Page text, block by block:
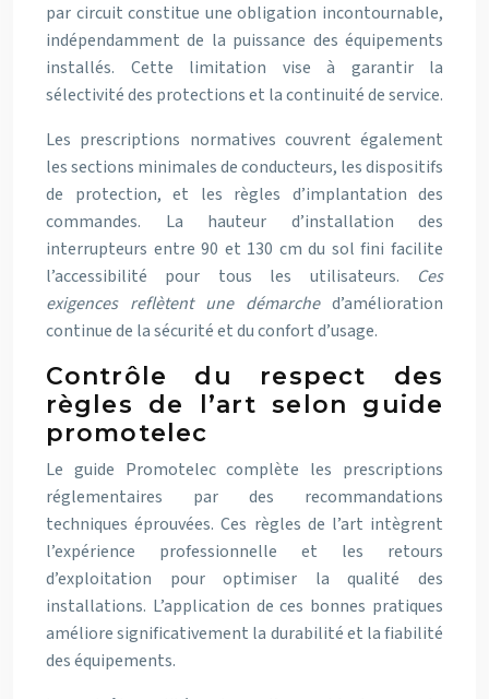
par circuit constitue une obligation incontournable,
indépendamment de la puissance des équipements
installés. Cette limitation vise à garantir la
sélectivité des protections et la continuité de service.
Les prescriptions normatives couvrent également
les sections minimales de conducteurs, les dispositifs
de protection, et les règles d’implantation des
commandes. La hauteur d’installation des
interrupteurs entre 90 et 130 cm du sol fini facilite
l’accessibilité pour tous les utilisateurs. Ces
exigences reflètent une démarched’amélioration
continue de la sécurité et du confort d’usage.
Contrôle du respect des
règles de l’art selon guide
promotelec
Le guide Promotelec complète les prescriptions
réglementaires par des recommandations
techniques éprouvées. Ces règles de l’art intègrent
l’expérience professionnelle et les retours
d’exploitation pour optimiser la qualité des
installations. L’application de ces bonnes pratiques
améliore significativement la durabilité et la fiabilité
des équipements.